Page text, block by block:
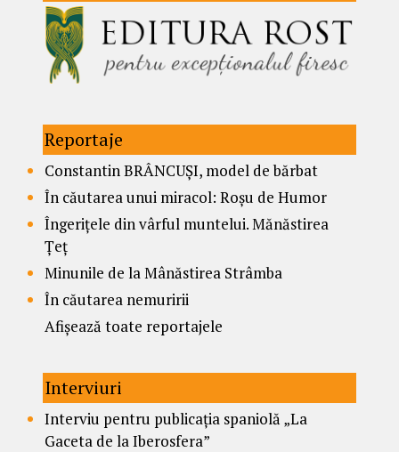
Reportaje
Constantin BRÂNCUȘI, model de bărbat
În căutarea unui miracol: Roșu de Humor
Îngerițele din vârful muntelui. Mănăstirea
Țeț
Minunile de la Mânăstirea Strâmba
În căutarea nemuririi
Afișează toate reportajele
Interviuri
Interviu pentru publicația spaniolă „La
Gaceta de la Iberosfera”